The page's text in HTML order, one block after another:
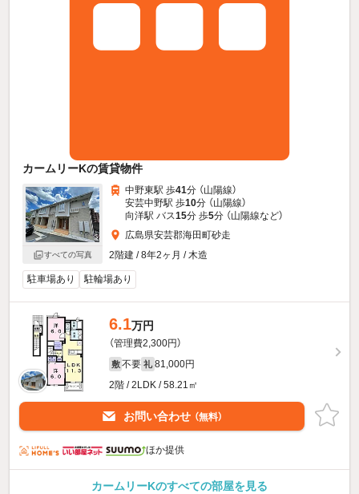
カームリーKの賃貸物件
すべての写真
中野東駅 歩41分 （山陽線）
安芸中野駅 歩10分 （山陽線）
向洋駅 バス15分 歩5分 （山陽線など）
広島県安芸郡海田町砂走
2階建 / 8年2ヶ月 / 木造
駐車場あり 駐輪場あり
6.1万円
（管理費2,300円）
敷 不要 礼 81,000円
2階 / 2LDK / 58.21㎡
お問い合わせ （無料）
ほか提供
カームリーKのすべての部屋を見る